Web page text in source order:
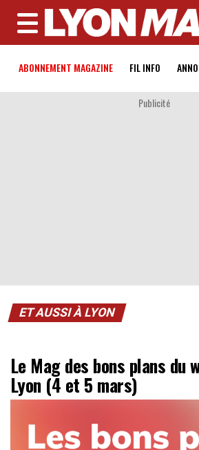
MENU
ABONNEMENT MAGAZINE FIL INFO
Publicité
ET AUSSI À LYON
Le Mag des bons plans du
Lyon (4 et 5 mars)